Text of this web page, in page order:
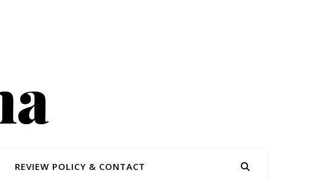
REVIEW POLICY & CONTACT